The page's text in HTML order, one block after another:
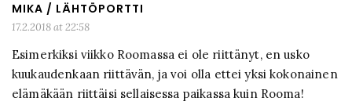
MIKA / LÄHTÖPORTTI
17.2.2018 at 22:58
Esimerkiksi viikko Roomassa ei ole riittänyt, en usko
kuukaudenkaan riittävän, ja voi olla ettei yksi kokonainen
elämäkään riittäisi sellaisessa paikassa kuin Rooma!